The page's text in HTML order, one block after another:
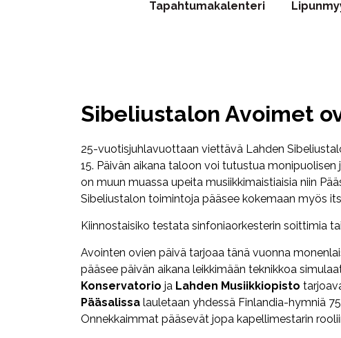
Tapahtumakalenteri
Sibeliustalon Avoimet
25-vuotisjuhlavuottaan viettävä Lahden
15. Päivän aikana taloon voi tutustua
on muun muassa upeita musiikkimaistiaisia niin
Sibeliustalon toimintoja pääsee kokemaan myös
Kiinnostaisiko testata sinfoniaorkesterin soittimia
Avointen ovien päivä tarjoaa tänä vuonna
pääsee päivän aikana leikkimään teknikkoa
Konservatorio ja Lahden Musiikkiopisto
Pääsalissa lauletaan yhdessä Finlandia-hymniä
Onnekkaimmat pääsevät jopa kapellimestarin